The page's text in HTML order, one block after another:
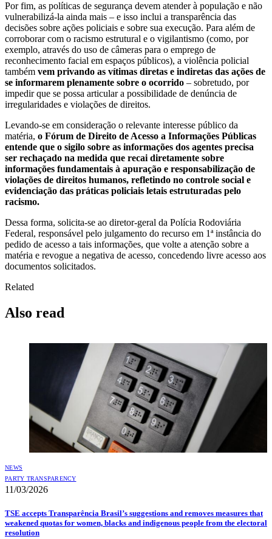
Por fim, as políticas de segurança devem atender à população e não
vulnerabilizá-la ainda mais – e isso inclui a transparência das
decisões sobre ações policiais e sobre sua execução. Para além de
corroborar com o racismo estrutural e o vigilantismo (como, por
exemplo, através do uso de câmeras para o emprego de
reconhecimento facial em espaços públicos), a violência policial
também vem privando as vítimas diretas e indiretas das ações de
se informarem plenamente sobre o ocorrido – sobretudo, por
impedir que se possa articular a possibilidade de denúncia de
irregularidades e violações de direitos.
Levando-se em consideração o relevante interesse público da
matéria, o Fórum de Direito de Acesso a Informações Públicas
entende que o sigilo sobre as informações dos agentes precisa
ser rechaçado na medida que recai diretamente sobre
informações fundamentais à apuração e responsabilização de
violações de direitos humanos, refletindo no controle social e
evidenciação das práticas policiais letais estruturadas pelo
racismo.
Dessa forma, solicita-se ao diretor-geral da Polícia Rodoviária
Federal, responsável pelo julgamento do recurso em 1ª instância do
pedido de acesso a tais informações, que volte a atenção sobre a
matéria e revogue a negativa de acesso, concedendo livre acesso aos
documentos solicitados.
Related
Also read
NEWS
PARTY TRANSPARENCY
11/03/2026
TSE accepts Transparência Brasil’s suggestions and removes measures that
weakened quotas for women, blacks and indigenous people from the electoral
resolution